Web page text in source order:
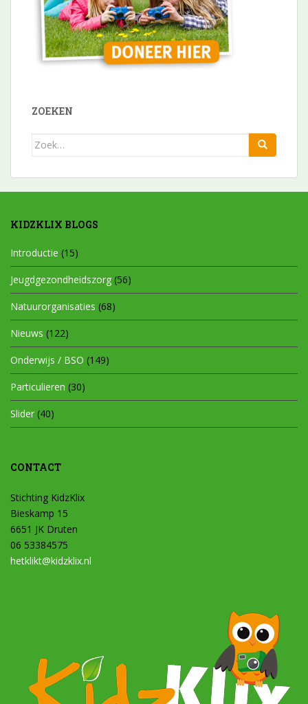
ZOEKEN
Zoek
KIDZKLIX BLOGS
Introductie (15)
Jeugdgezondheidszorg (56)
Natuurorganisaties (68)
Nieuws (122)
Onderwijs / BSO (149)
Particulieren (30)
Slider (40)
CONTACT
Stichting KidzKlix
Bieskamp 15
6651 JK Druten
06 53384575
hetklikt@kidzklix.nl